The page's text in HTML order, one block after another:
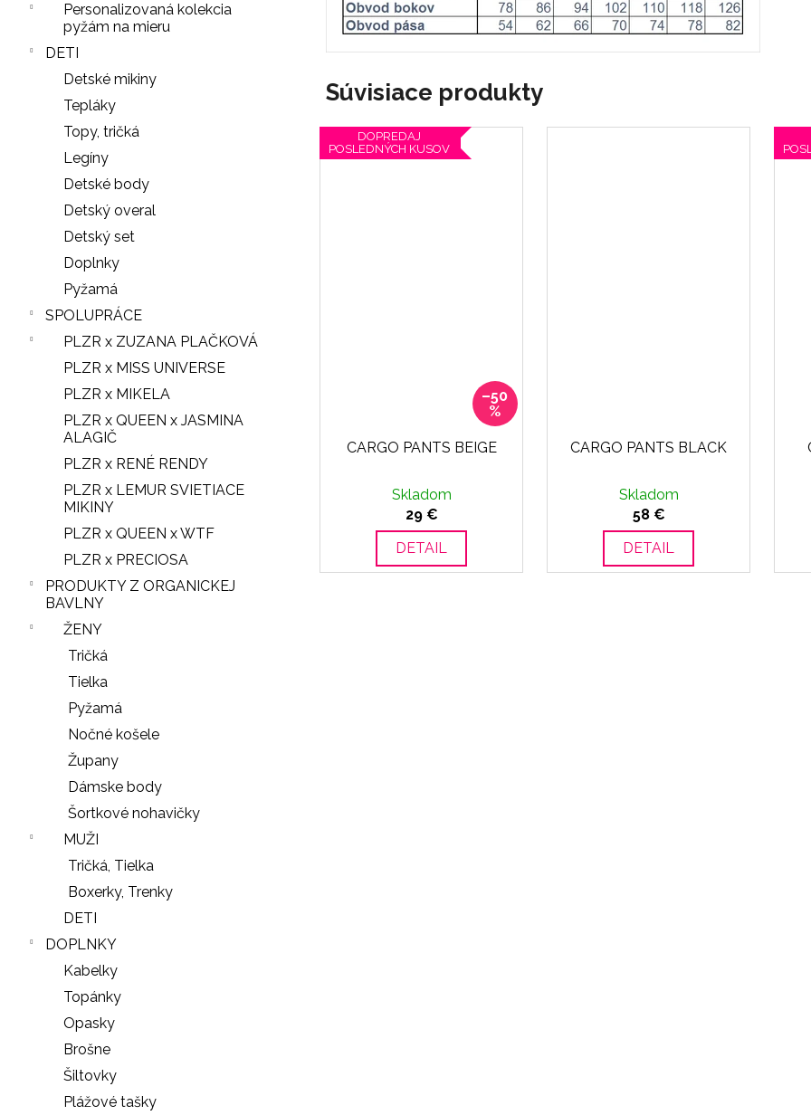
Personalizovaná kolekcia
pyžám na mieru
DETI
Detské mikiny
Tepláky
Topy, tričká
Legíny
Detské body
Detský overal
Detský set
Doplnky
Pyžamá
SPOLUPRÁCE
PLZR x ZUZANA PLAČKOVÁ
PLZR x MISS UNIVERSE
PLZR x MIKELA
PLZR x QUEEN x JASMINA
ALAGIČ
PLZR x RENÉ RENDY
PLZR x LEMUR SVIETIACE
MIKINY
PLZR x QUEEN x WTF
PLZR x PRECIOSA
PRODUKTY Z ORGANICKEJ
BAVLNY
ŽENY
Tričká
Tielka
Pyžamá
Nočné košele
Župany
Dámske body
Šortkové nohavičky
MUŽI
Tričká, Tielka
Boxerky, Trenky
DETI
DOPLNKY
Kabelky
Topánky
Opasky
Brošne
Šiltovky
Plážové tašky
Súvisiace produkty
DOPREDAJ
POSLEDNÝCH KUSOV
–50
%
CARGO PANTS BEIGE
Skladom
29 €
DETAIL
CARGO PANTS BLACK
Skladom
58 €
DETAIL